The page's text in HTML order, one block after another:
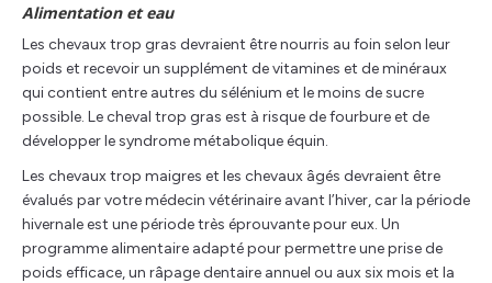
Alimentation et eau
Les chevaux trop gras devraient être nourris au foin selon leur
poids et recevoir un supplément de vitamines et de minéraux
qui contient entre autres du sélénium et le moins de sucre
possible. Le cheval trop gras est à risque de fourbure et de
développer le syndrome métabolique équin.
Les chevaux trop maigres et les chevaux âgés devraient être
évalués par votre médecin vétérinaire avant l’hiver, car la période
hivernale est une période très éprouvante pour eux. Un
programme alimentaire adapté pour permettre une prise de
poids efficace, un râpage dentaire annuel ou aux six mois et la